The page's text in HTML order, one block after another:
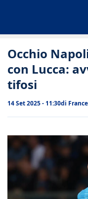
Occhio
con Lucca:
tifosi
14 Set 2025 - 11:30di